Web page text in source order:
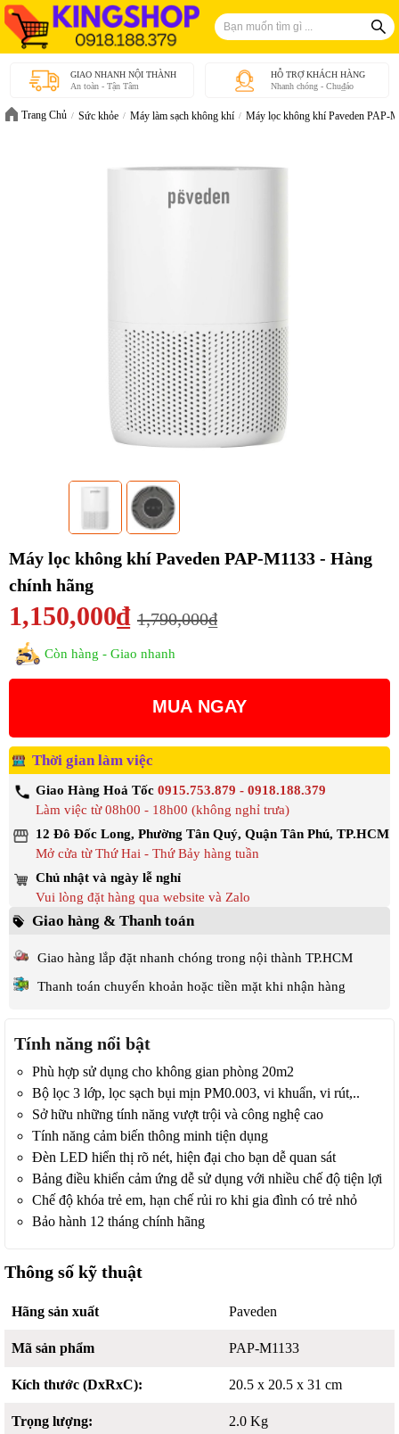
GIAO NHANH NỘI THÀNH
An toàn - Tận Tâm
HỖ TRỢ KHÁCH HÀNG
Nhanh chóng - Chu₫áo
Trang Chủ Sức khỏe Máy làm sạch không khí Máy lọc không khí Paveden PAP-
Máy lọc không khí Paveden PAP-M1133 - Hàng
chính hãng
1,150,000₫ 1,790,000₫
Còn hàng - Giao nhanh
MUA NGAY
Thời gian làm việc
Giao Hàng Hoả Tốc 0915.753.879 - 0918.188.379
Làm việc từ 08h00 - 18h00 (không nghỉ trưa)
12 Đô Đốc Long, Phường Tân Quý, Quận Tân Phú, TP.HCM
Mở cửa từ Thứ Hai - Thứ Bảy hàng tuần
Chủ nhật và ngày lễ nghỉ
Vui lòng đặt hàng qua website và Zalo
Giao hàng & Thanh toán
Giao hàng lắp đặt nhanh chóng trong nội thành TP.HCM
Thanh toán chuyển khoản hoặc tiền mặt khi nhận hàng
Tính năng nổi bật
Phù hợp sử dụng cho không gian phòng 20m2
Bộ lọc 3 lớp, lọc sạch bụi mịn PM0.003, vi khuẩn, vi rút,..
Sở hữu những tính năng vượt trội và công nghệ cao
Tính năng cảm biến thông minh tiện dụng
Đèn LED hiển thị rõ nét, hiện đại cho bạn dễ quan sát
Bảng điều khiển cảm ứng dễ sử dụng với nhiều chế độ tiện lợi
Chế độ khóa trẻ em, hạn chế rủi ro khi gia đình có trẻ nhỏ
Bảo hành 12 tháng chính hãng
Thông số kỹ thuật
Hãng sản xuất Paveden
Mã sản phẩm PAP-M1133
Kích thước (DxRxC): 20.5 x 20.5 x 31 cm
Trọng lượng: 2.0 Kg